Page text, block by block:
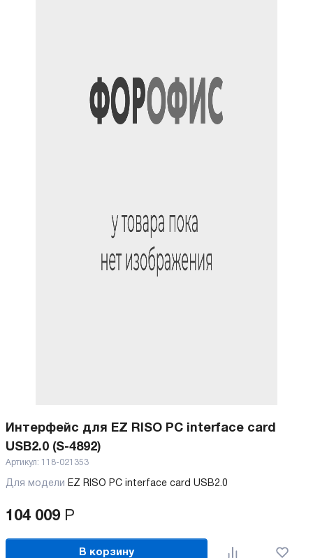
Интерфейс для EZ RISO PC interface card
USB2.0 (S-4892)
Артикул: 118-021353
Для модели ЕZ RISO PC interface card USB2.0
104 009 Р
В корзину